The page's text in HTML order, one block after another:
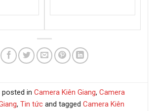
in Camera Kiên Giang, Camera
, Tin tứcand tagged Camera Kiên